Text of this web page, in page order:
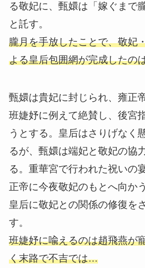
る敬妃に、甄嬛は「嫁ぐまで
と託す。
朧月を手放したことで、敬妃
よる皇后包囲網が完成したの
甄嬛は貴妃に封じられ、雍正
班婕妤に例えて絶賛し、後宮
うとする。皇后はさりげなく
るが、甄嬛は端妃と敬妃の協
る。重華宮で行われた祝いの
正帝に今夜敬妃のもとへ向か
皇后に敬妃との関係の修復を
す。
班婕妤に喩えるのは趙飛燕が
く末路で不吉では…